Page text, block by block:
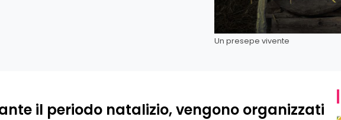
Un presepe vivente
il periodo natalizio, vengono organizzati